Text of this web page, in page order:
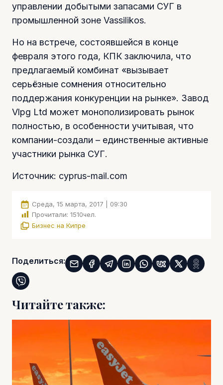
управлении добытыми запасами СУГ в
промышленной зоне Vassilikos.
Но на встрече, состоявшейся в конце
февраля этого года, КПК заключила, что
предлагаемый комбинат «вызывает
серьёзные сомнения относительно
поддержания конкуренции на рынке». Завод
Vlpg Ltd может монополизировать рынок
полностью, в особенности учитывая, что
компании-создали – единственные активные
участники рынка СУГ.
Источник: cyprus-mail.com
Среда, 15 марта, 2017 | 09:30
Прочитали: 1510чел.
Бизнес на Кипре
Поделиться:
Читайте также: